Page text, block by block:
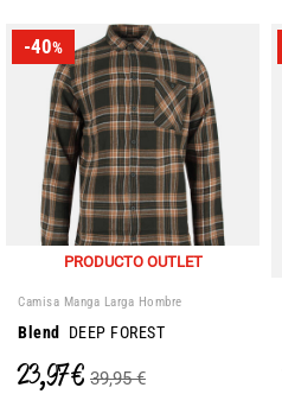
-40%
PRODUCTO OUTLET
Camisa Manga Larga Hombre
Blend DEEP FOREST
23,97 € 39,95 €